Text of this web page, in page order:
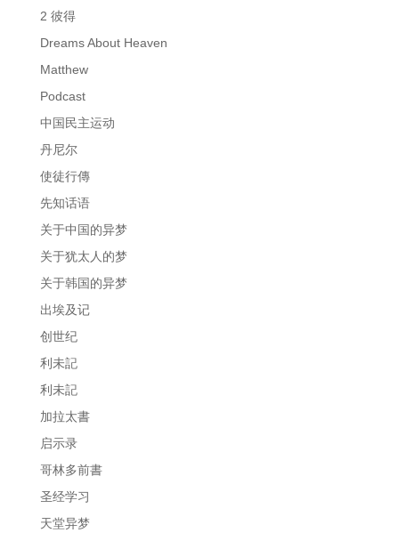
2 彼得
Dreams About Heaven
Matthew
Podcast
中国民主运动
丹尼尔
使徒行傳
先知话语
关于中国的异梦
关于犹太人的梦
关于韩国的异梦
出埃及记
创世纪
利未記
利未記
加拉太書
启示录
哥林多前書
圣经学习
天堂异梦